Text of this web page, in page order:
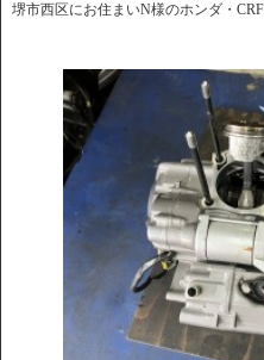
堺市西区にお住まいN様のホンダ・